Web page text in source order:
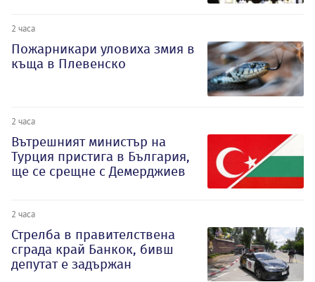
2 часа
Пожарникари уловиха змия в
къща в Плевенско
2 часа
Вътрешният министър на
Турция пристига в България,
ще се срещне с Демерджиев
2 часа
Стрелба в правителствена
сграда край Банкок, бивш
депутат е задържан